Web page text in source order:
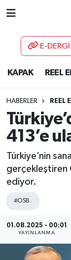
E-DERGİ
KAPAK REEL
HABERLER REEL
413’e
Türkiye’nin
gerçekleştiren
ediyor.
#OSB
01.08.2025 - 00:01
YAYINLANMA
AKADEMİ
DESTEK-
ETKİNLİK
GÜNCEL
HABERLER